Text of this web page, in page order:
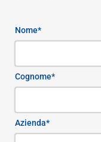
Nome*
Cognome*
Azienda*